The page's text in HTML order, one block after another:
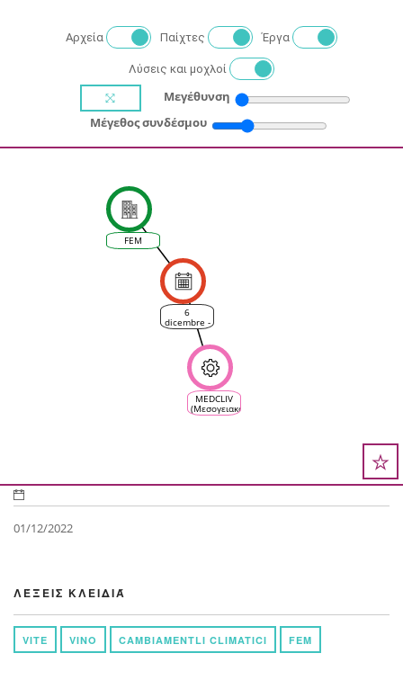
Αρχεία Παίχτες Έργα
Λύσεις και μοχλοί
Μεγέθυνση
Μέγεθος συνδέσμου
6
dicembre -
Scenari
climatici
per la
viticoltura
trentina:
progettare
le
strategie
di azione
FEM
MEDCLIV
(Μεσογειακό
κλίμα
01/12/2022
ΛΈΞΕΙΣ ΚΛΕΙΔΙΆ
VITE VINO CAMBIAMENTLI CLIMATICI FEM